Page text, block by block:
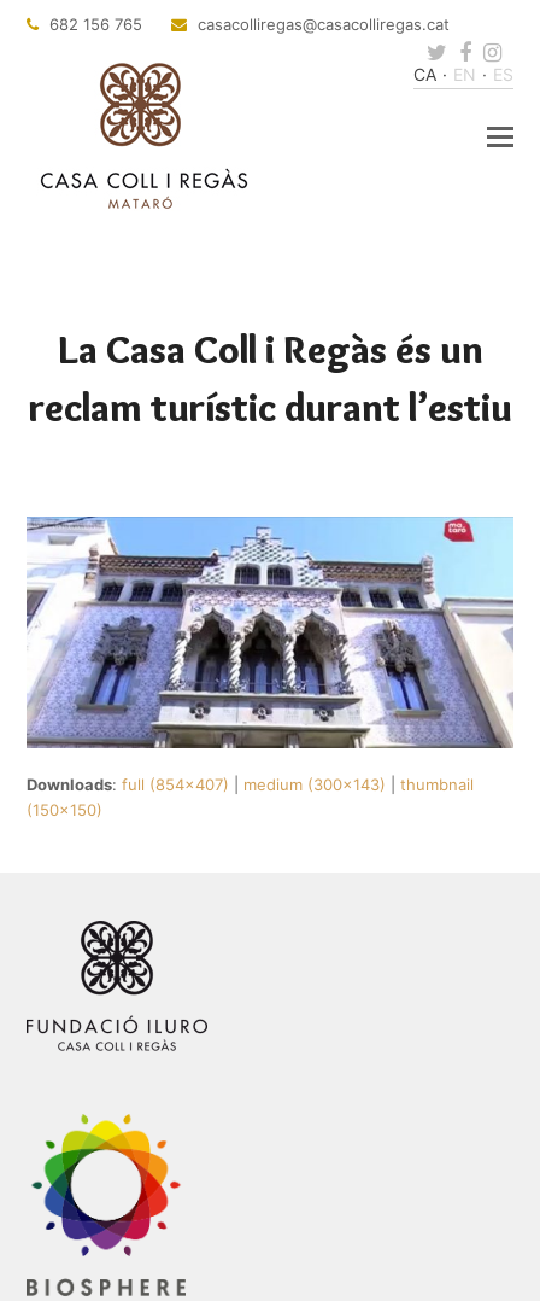
682 156 765 casacolliregas@casacolliregas.cat
Twitter
CA EN ES
La Casa Coll i Regàs és un
reclam turístic durant l’estiu
Downloads:full (854x407) medium (300x143) |thumbnail
(150x150)